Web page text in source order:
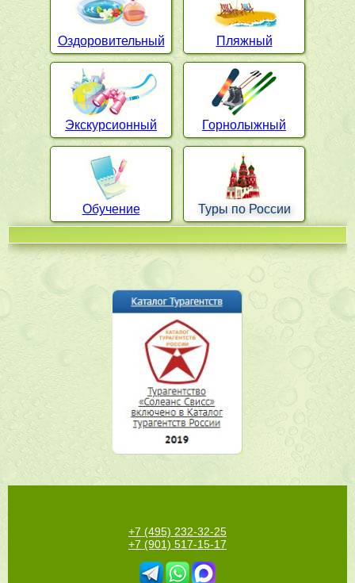
Оздоровительный Пляжный
Экскурсионный Горнолыжный
Обучение Туры по России
+7 (495) 232-32-25
+7 (901) 517-15-17